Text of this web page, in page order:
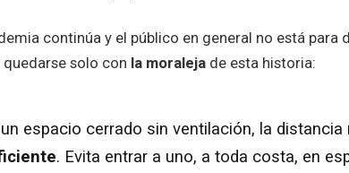
continúa y el público en general no está para
quedarse solo con la moralejade esta historia:
un espacio cerrado sin ventilación, la
. Evita entrar a uno, a toda costa, en